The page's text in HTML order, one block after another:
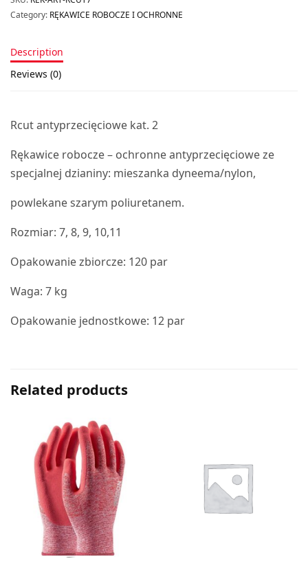
Category: RĘKAWICE ROBOCZE I OCHRONNE
Description
Reviews (0)
Rcut antyprzecięciowe kat. 2
Rękawice robocze – ochronne antyprzecięciowe ze
specjalnej dzianiny: mieszanka dyneema/nylon,
powlekane szarym poliuretanem.
Rozmiar: 7, 8, 9, 10,11
Opakowanie zbiorcze: 120 par
Waga: 7 kg
Opakowanie jednostkowe: 12 par
Related products